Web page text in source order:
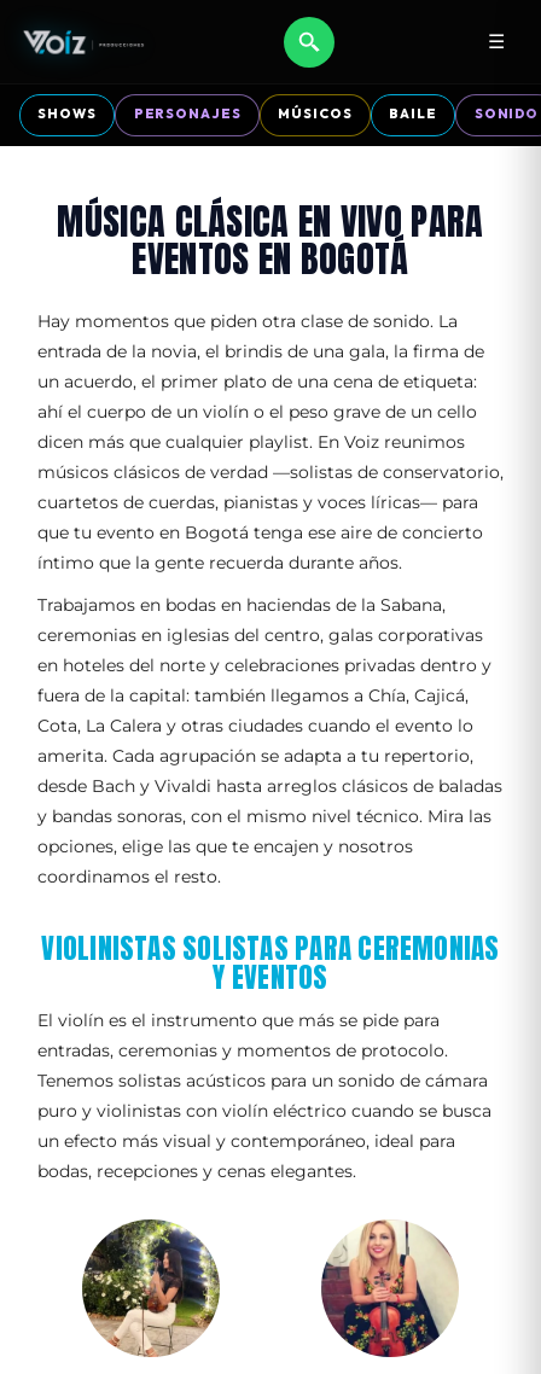
☰
SHOWS PERSONAJES MÚSICOS BAILE SONIDO
MÚSICA CLÁSICA EN VIVO PARA
EVENTOS EN BOGOTÁ
Hay momentos que piden otra clase de sonido. La
entrada de la novia, el brindis de una gala, la firma de
un acuerdo, el primer plato de una cena de etiqueta:
ahí el cuerpo de un violín o el peso grave de un cello
dicen más que cualquier playlist. En Voiz reunimos
músicos clásicos de verdad —solistas de conservatorio,
cuartetos de cuerdas, pianistas y voces líricas— para
que tu evento en Bogotá tenga ese aire de concierto
íntimo que la gente recuerda durante años.
Trabajamos en bodas en haciendas de la Sabana,
ceremonias en iglesias del centro, galas corporativas
en hoteles del norte y celebraciones privadas dentro y
fuera de la capital: también llegamos a Chía, Cajicá,
Cota, La Calera y otras ciudades cuando el evento lo
amerita. Cada agrupación se adapta a tu repertorio,
desde Bach y Vivaldi hasta arreglos clásicos de baladas
y bandas sonoras, con el mismo nivel técnico. Mira las
opciones, elige las que te encajen y nosotros
coordinamos el resto.
VIOLINISTAS SOLISTAS PARA CEREMONIAS
Y EVENTOS
El violín es el instrumento que más se pide para
entradas, ceremonias y momentos de protocolo.
Tenemos solistas acústicos para un sonido de cámara
puro y violinistas con violín eléctrico cuando se busca
un efecto más visual y contemporáneo, ideal para
bodas, recepciones y cenas elegantes.